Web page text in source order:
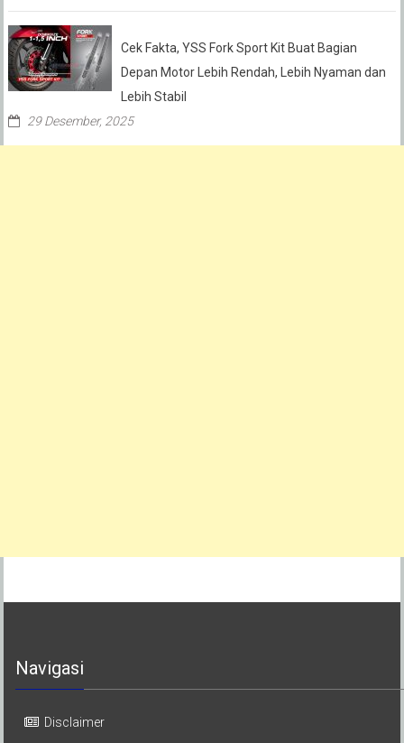
Cek Fakta, YSS Fork Sport Kit Buat Bagian
Depan Motor Lebih Rendah, Lebih Nyaman dan
Lebih Stabil
29 Desember, 2025
Navigasi
Disclaimer